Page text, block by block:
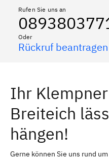
Rufen Sie uns an
Oder
Rückruf beantragen
Ihr
Breiteich
hängen!
Gerne können Sie uns rund